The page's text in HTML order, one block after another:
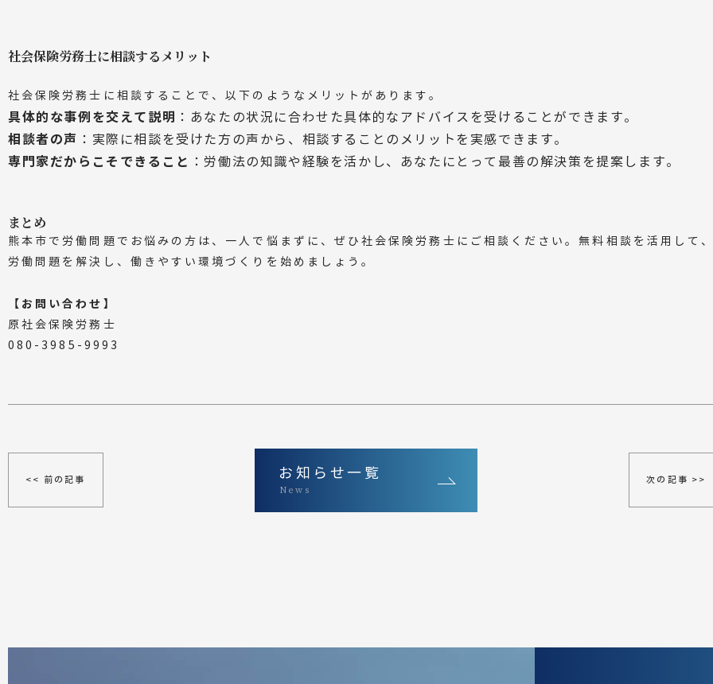
社会保険労務士に相談するメリット
社会保険労務士に相談することで、以下のようなメリットがあります。
具体的な事例を交えて説明 ：あなたの状況に合わせた具体的なアドバイスを受けることができます。
相談者の声 ：実際に相談を受けた方の声から、相談することのメリットを実感できます。
専門家だからこそできること ：労働法の知識や経験を活かし、あなたにとって最善の解決策を提案します。
まとめ
熊本市で労働問題でお悩みの方は、一人で悩まずに、ぜひ社会保険労務士にご相談ください。無料相談を活用して
労働問題を解決し、働きやすい環境づくりを始めましょう。
【お問い合わせ】
原社会保険労務士
080-3985-9993
<< 前の記事 次の記事 >>
お知らせ一覧
News